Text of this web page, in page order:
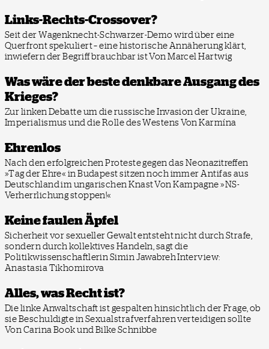
Links-Rechts-Crossover?
Seit der Wagenknecht-Schwarzer-Demo wird über eine
Querfront spekuliert – eine historische Annäherung klärt,
inwiefern der Begriff brauchbar istVon Marcel Hartwig
Was wäre der beste denkbare Ausgang des
Krieges?
Zur linken Debatte um die russische Invasion der Ukraine,
Imperialismus und die Rolle des Westens Von Karmína
Ehrenlos
Nach den erfolgreichen Proteste gegen das Neonazitreffen
»Tag der Ehre« in Budapest sitzen noch immer Antifas aus
Deutschland im ungarischen KnastVon Kampagne »NS-
Verherrlichung stoppen!«
Keine faulen Äpfel
Sicherheit vor sexueller Gewalt entsteht nicht durch Strafe,
sondern durch kollektives Handeln, sagt die
Politikwissenschaftlerin Simin JawabrehInterview:
Anastasia Tikhomirova
Alles, was Recht ist?
Die linke Anwaltschaft ist gespalten hinsichtlich der Frage, ob
sie Beschuldigte in Sexualstrafverfahren verteidigen sollte
Von Carina Book und Bilke Schnibbe